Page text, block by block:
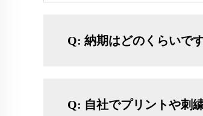
Q: 納期はどのくらいで
Q: 自社でプリントや刺